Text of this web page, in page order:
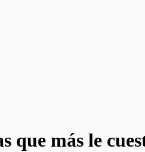
que más le